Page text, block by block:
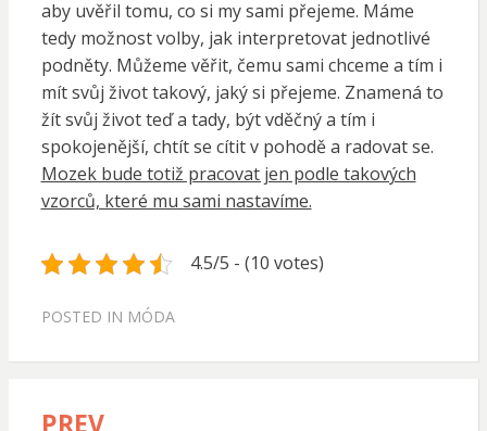
aby uvěřil tomu, co si my sami přejeme. Máme
tedy možnost volby, jak interpretovat jednotlivé
podněty. Můžeme věřit, čemu sami chceme a tím i
mít svůj život takový, jaký si přejeme. Znamená to
žít svůj život teď a tady, být vděčný a tím i
spokojenější, chtít se cítit v pohodě a radovat se.
Mozek bude totiž pracovat jen podle takových
vzorců, které mu sami nastavíme.
4.5/5 - (10 votes)
POSTED IN MÓDA
PREV